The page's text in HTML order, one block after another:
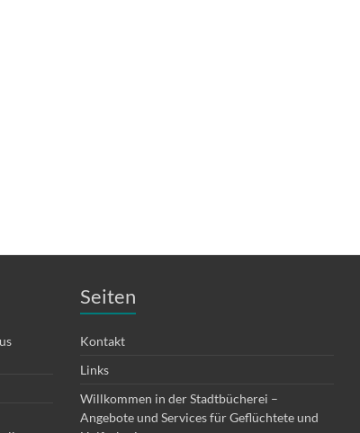
Seiten
Kontakt
Links
Willkommen in der Stadtbücherei –
Angebote und Services für Geflüchtete und